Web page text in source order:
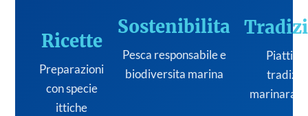
Ricette
Preparazioni
con specie
ittiche
Sostenibilita
Pesca responsabile e
biodiversita marina
Piatti
marinara